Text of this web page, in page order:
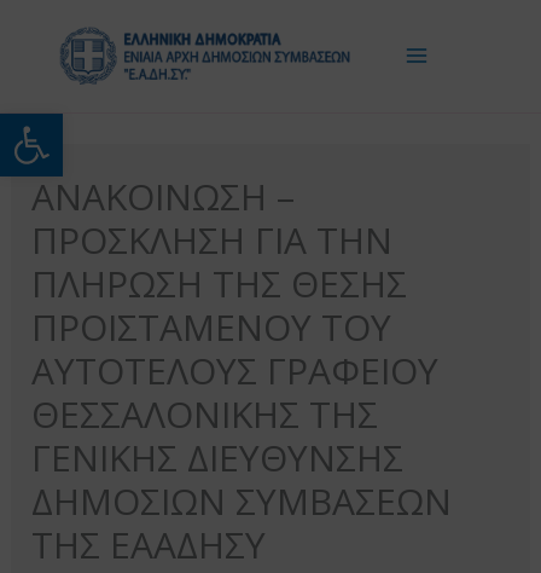
Ανοίξτε τη γραμμή
περιεχόμενο
ΑΝΑΚΟΙΝΩΣΗ –
ΠΡΟΣΚΛΗΣΗ ΓΙΑ ΤΗΝ
ΠΛΗΡΩΣΗ ΤΗΣ ΘΕΣΗΣ
ΠΡΟΙΣΤΑΜΕΝΟΥ ΤΟΥ
ΑΥΤΟΤΕΛΟΥΣ ΓΡΑΦΕΙΟΥ
ΘΕΣΣΑΛΟΝΙΚΗΣ ΤΗΣ
ΓΕΝΙΚΗΣ ΔΙΕΥΘΥΝΣΗΣ
ΔΗΜΟΣΙΩΝ ΣΥΜΒΑΣΕΩΝ
ΤΗΣ ΕΑΑΔΗΣΥ